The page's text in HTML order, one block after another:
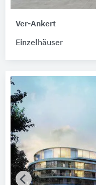
Ver-Ankert
Einzelhäuser